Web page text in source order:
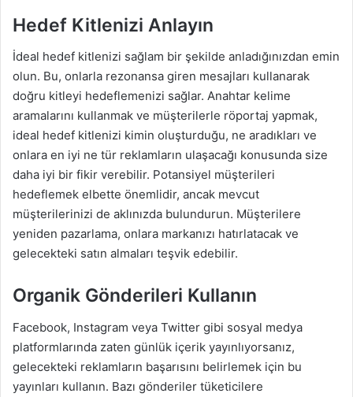
Hedef Kitlenizi Anlayın
İdeal hedef kitlenizi sağlam bir şekilde anladığınızdan emin
olun. Bu, onlarla rezonansa giren mesajları kullanarak
doğru kitleyi hedeflemenizi sağlar. Anahtar kelime
aramalarını kullanmak ve müşterilerle röportaj yapmak,
ideal hedef kitlenizi kimin oluşturduğu, ne aradıkları ve
onlara en iyi ne tür reklamların ulaşacağı konusunda size
daha iyi bir fikir verebilir. Potansiyel müşterileri
hedeflemek elbette önemlidir, ancak mevcut
müşterilerinizi de aklınızda bulundurun. Müşterilere
yeniden pazarlama, onlara markanızı hatırlatacak ve
gelecekteki satın almaları teşvik edebilir.
Organik Gönderileri Kullanın
Facebook, Instagram veya Twitter gibi sosyal medya
platformlarında zaten günlük içerik yayınlıyorsanız,
gelecekteki reklamların başarısını belirlemek için bu
yayınları kullanın. Bazı gönderiler tüketicilere